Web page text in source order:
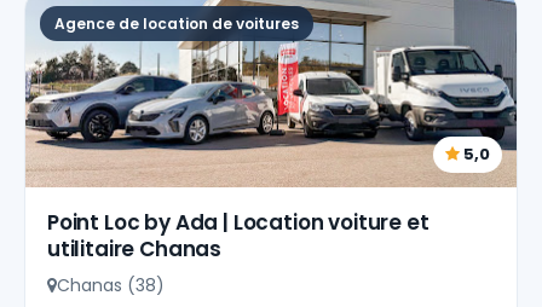
Agence de location de voitures
5,0
Point Loc by Ada | Location voiture et
utilitaire Chanas
Chanas (38)